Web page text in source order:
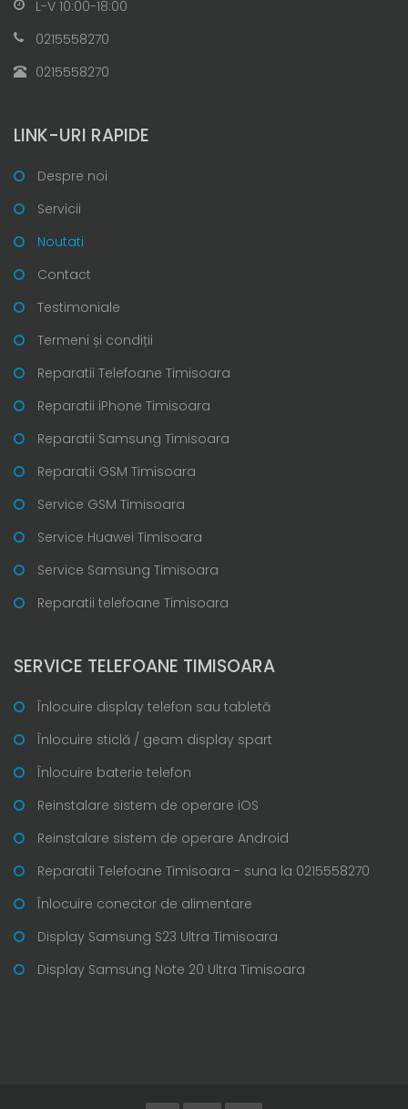
L-V 10:00-18:00
0215558270
0215558270
LINK-URI RAPIDE
Despre noi
Servicii
Noutati
Contact
Testimoniale
Termeni și condiții
Reparatii Telefoane Timisoara
Reparatii iPhone Timisoara
Reparatii Samsung Timisoara
Reparatii GSM Timisoara
Service GSM Timisoara
Service Huawei Timisoara
Service Samsung Timisoara
Reparatii telefoane Timisoara
SERVICE TELEFOANE TIMISOARA
Înlocuire display telefon sau tabletă
Înlocuire sticlă / geam display spart
Înlocuire baterie telefon
Reinstalare sistem de operare iOS
Reinstalare sistem de operare Android
Reparatii Telefoane Timisoara - suna la 0215558270
Înlocuire conector de alimentare
Display Samsung S23 Ultra Timisoara
Display Samsung Note 20 Ultra Timisoara